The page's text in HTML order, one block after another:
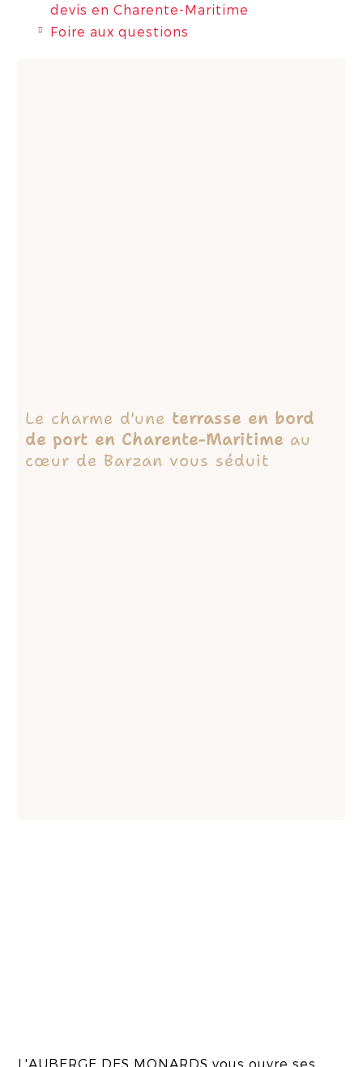
devis en Charente-Maritime
Foire aux questions
Le charme d'une terrasse en bord
de port en Charente-Maritime au
cœur de Barzan vous séduit
L'AUBERGE DES MONARDS vous ouvre ses